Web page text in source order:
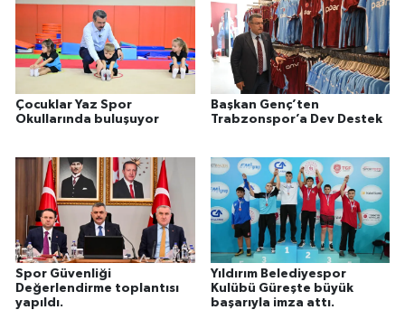
Çocuklar Yaz Spor
Okullarında buluşuyor
Başkan Genç’ten
Trabzonspor’a Dev Destek
Spor Güvenliği
Değerlendirme toplantısı
yapıldı.
Yıldırım Belediyespor
Kulübü Güreşte büyük
başarıyla imza attı.